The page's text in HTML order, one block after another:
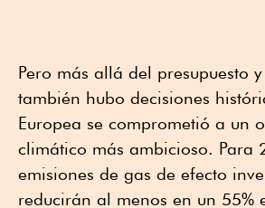
Pero más allá del presupuesto
también hubo decisiones
Europea se comprometió a un
climático más ambicioso. Para
emisiones de gas de efecto
reducirán al menos en un 55%